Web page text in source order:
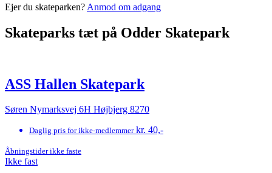
Ejer du skateparken? Anmod om adgang
Skateparks tæt på Odder Skatepark
ASS Hallen Skatepark
Søren Nymarksvej 6H Højbjerg 8270
Daglig pris for ikke-medlemmer kr. 40,-
Åbningstider ikke faste
Ikke fast